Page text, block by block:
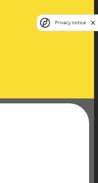
Privacy notice